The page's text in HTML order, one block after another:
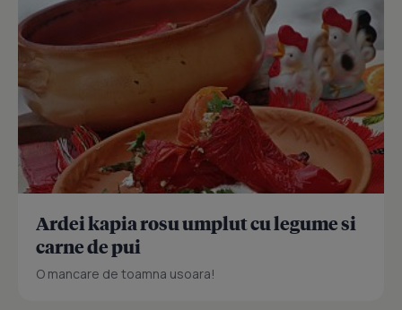
Ardei kapia rosu umplut cu legume si
carne de pui
O mancare de toamna usoara!